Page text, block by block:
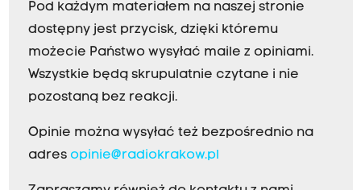
Pod każdym materiałem na naszej stronie
dostępny jest przycisk, dzięki któremu
możecie Państwo wysyłać maile z opiniami.
Wszystkie będą skrupulatnie czytane i nie
pozostaną bez reakcji.
Opinie można wysyłać też bezpośrednio na
adres opinie@radiokrakow.pl